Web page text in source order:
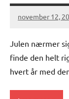
november 12,
Julen nærmer
finde den helt
hvert år med